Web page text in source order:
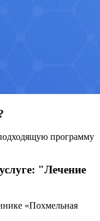
программу
"Лечение
«Похмельная